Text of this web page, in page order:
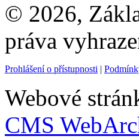
© 2026,
práva
Prohlášení o přístupnosti |
Webové
CMS